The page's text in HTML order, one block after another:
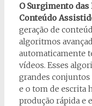
O Surgimento das
Conteúdo
geração de
algoritmos
automaticamente
vídeos. Esses
grandes conjuntos
e o tom de escrita
produção rápida e